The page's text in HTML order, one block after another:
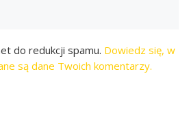
do redukcji spamu. Dowiedz się, w
są dane Twoich komentarzy.